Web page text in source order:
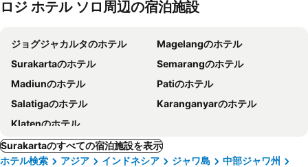
ロジ ホテル ソロ周辺の宿泊施設
ジョグジャカルタのホテル
Magelangのホテル
Surakartaのホテル
Semarangのホテル
Madiunのホテル
Patiのホテル
Salatigaのホテル
Karanganyarのホテル
Klatenのホテル
Surakartaのすべての宿泊施設を表示
ホテル検索
アジア インドネシア ジャワ島
中部ジャワ州